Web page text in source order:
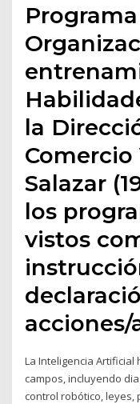
la
Comercio
Salazar
los
vistos
acciones/
La Inteligencia
campos, incluyendo
control robótico, leyes,